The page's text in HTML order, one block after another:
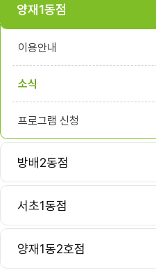
양재1동점
이용안내
소식
프로그램 신청
방배2동점
서초1동점
양재1동2호점